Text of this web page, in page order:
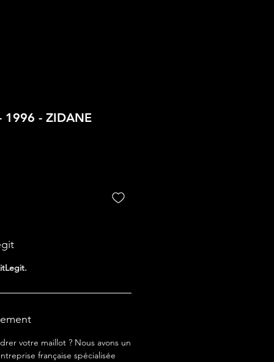
1996 - ZIDANE
votre maillot ? Nous avons un
française spécialisée